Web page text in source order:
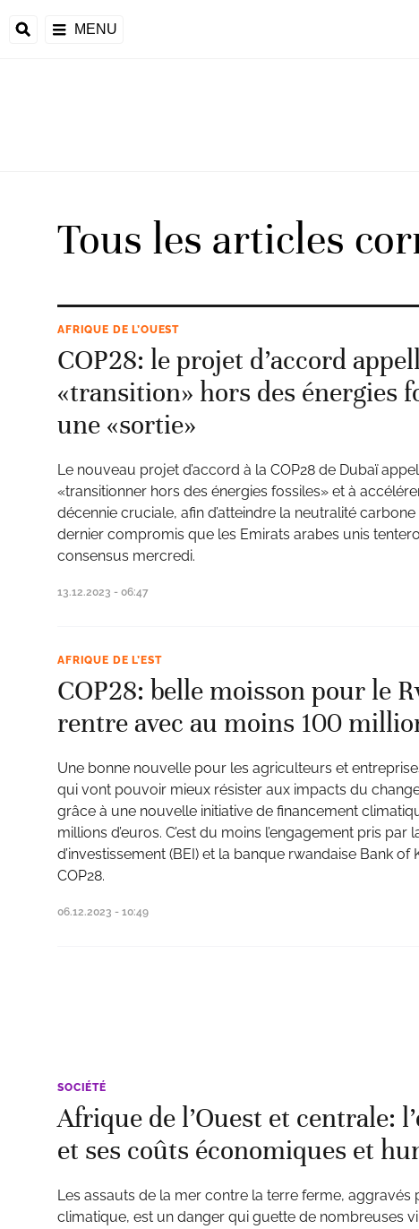
MENU
du
Tous les articles
AFRIQUE DE L’OUEST
COP28: le projet d’accord
«transition» hors des énergies
une «sortie»
Le nouveau projet d’accord à la COP28 de Dubaï
«transitionner hors des énergies fossiles» et à
décennie cruciale, afin d’atteindre la neutralité
dernier compromis que les Emirats arabes unis
consensus mercredi.
13.12.2023 - 06:47
AFRIQUE DE L’EST
COP28: belle moisson pour le
rentre avec au moins 100
Une bonne nouvelle pour les agriculteurs et
qui vont pouvoir mieux résister aux impacts du
grâce à une nouvelle initiative de financement
millions d’euros. C’est du moins l’engagement pris
d’investissement (BEI) et la banque rwandaise Bank of
COP28.
06.12.2023 - 10:49
SOCIÉTÉ
Afrique de l’Ouest et centrale:
et ses coûts économiques et
Les assauts de la mer contre la terre ferme, aggravés
climatique, est un danger qui guette de nombreuses